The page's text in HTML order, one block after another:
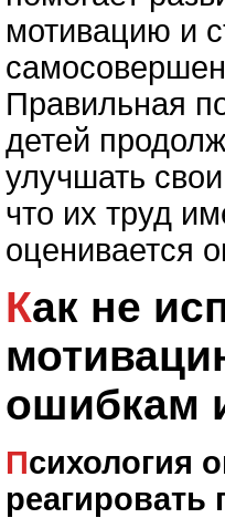
мотивацию и
Правильная
детей
улучшать
что их труд
оценивается
Как не испортить
ошибкам
Психология ошибок: как
реагировать